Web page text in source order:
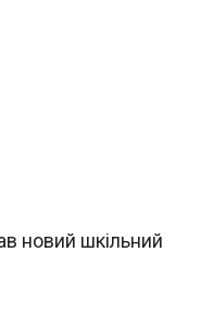
новий шкільний